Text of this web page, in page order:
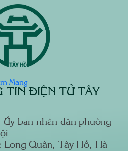
TIN ĐIỆN TỬ TÂY
Ủy ban nhân dân phường
Quân, Tây Hồ, Hà